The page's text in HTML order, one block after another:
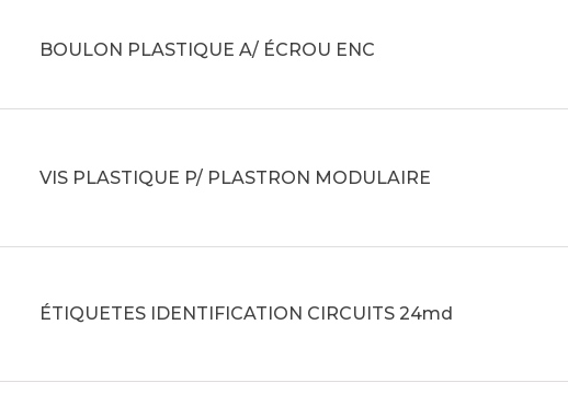
BOULON PLASTIQUE A/ ÉCROU ENC
VIS PLASTIQUE P/ PLASTRON MODULAIRE
ÉTIQUETES IDENTIFICATION CIRCUITS 24md